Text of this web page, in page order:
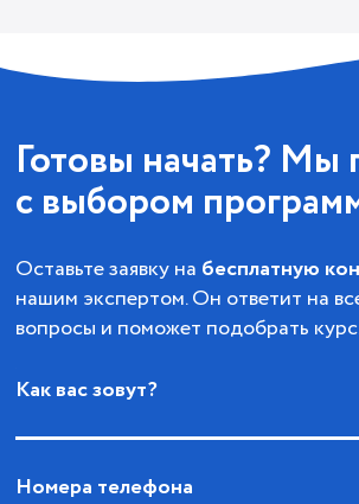
Готовы начать?
с выбором
Оставьте заявку на бесплатную
нашим экспертом. Он ответит на
вопросы и поможет подобрать
Как вас зовут?
Номера телефона